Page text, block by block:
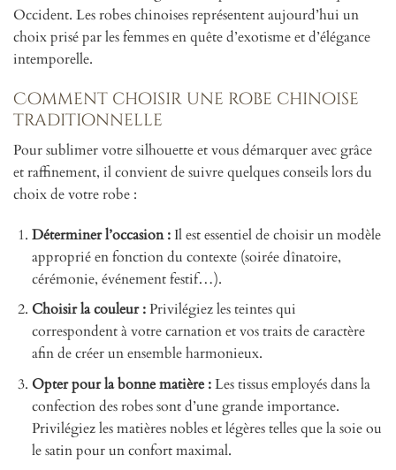
Occident. Les robes chinoises représentent aujourd’hui un
choix prisé par les femmes en quête d’exotisme et d’élégance
intemporelle.
Comment choisir une robe chinoise
traditionnelle
Pour sublimer votre silhouette et vous démarquer avec grâce
et raffinement, il convient de suivre quelques conseils lors du
choix de votre robe :
Déterminer l’occasion : Il est essentiel de choisir un modèle
approprié en fonction du contexte (soirée dînatoire,
cérémonie, événement festif…).
Choisir la couleur :Privilégiez les teintes qui
correspondent à votre carnation et vos traits de caractère
afin de créer un ensemble harmonieux.
Opter pour la bonne matière :Les tissus employés dans la
confection des robes sont d’une grande importance.
Privilégiez les matières nobles et légères telles que la soie ou
le satin pour un confort maximal.